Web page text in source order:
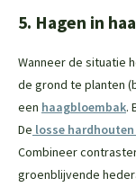
5. Hagen in
Wanneer de situatie
de grond te planten
een haagbloembak.
De losse hardhouten
Combineer
groenblijvende